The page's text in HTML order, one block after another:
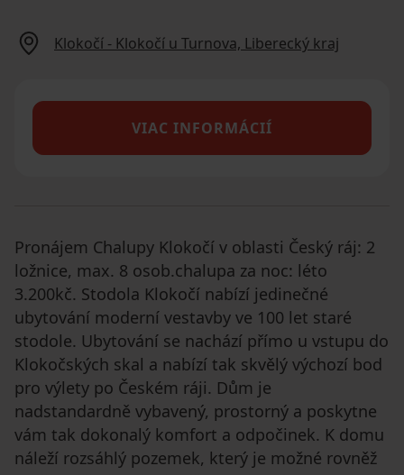
Klokočí - Klokočí u Turnova, Liberecký kraj
VIAC INFORMÁCIÍ
Pronájem Chalupy Klokočí v oblasti Český ráj: 2
ložnice, max. 8 osob.chalupa za noc: léto
3.200kč. Stodola Klokočí nabízí jedinečné
ubytování moderní vestavby ve 100 let staré
stodole. Ubytování se nachází přímo u vstupu do
Klokočských skal a nabízí tak skvělý výchozí bod
pro výlety po Českém ráji. Dům je
nadstandardně vybavený, prostorný a poskytne
vám tak dokonalý komfort a odpočinek. K domu
náleží rozsáhlý pozemek, který je možné rovněž